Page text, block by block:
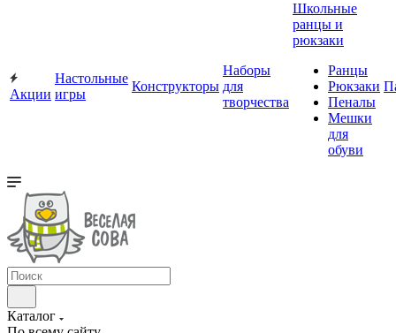
Акции
Настольные
игры
Конструкторы
Наборы
для
творчества
Школьные
ранцы и
рюкзаки
Ранцы
Рюкзаки
Пеналы
Мешки
для
обуви
Каталог